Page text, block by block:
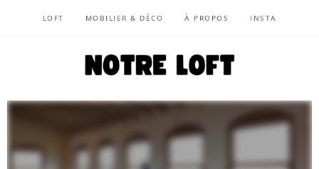
LOFT MOBILIER & DÉCO À PROPOS INSTA